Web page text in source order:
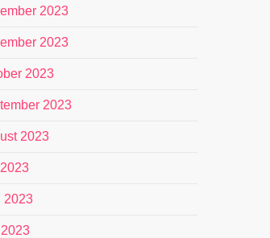
2023
2023
2023
2023
2023
2023